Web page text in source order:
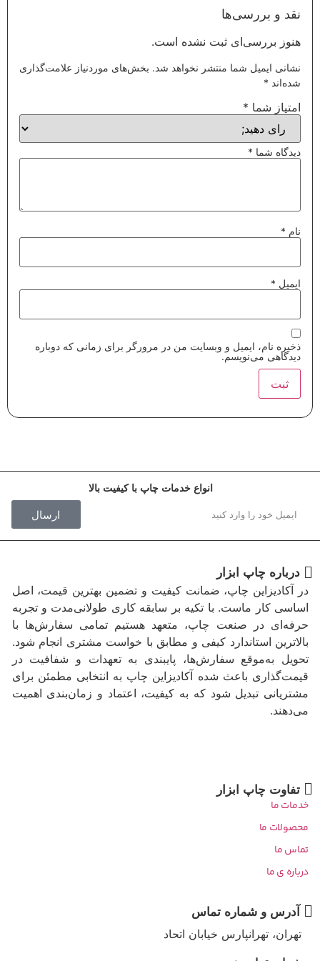
نقد و بررسی‌ها
هنوز بررسی‌ای ثبت نشده است.
نشانی ایمیل شما منتشر نخواهد شد. بخش‌های موردنیاز علامت‌گذاری
شده‌اند *
امتیاز شما *
دیدگاه شما *
نام *
ایمیل *
ذخیره نام، ایمیل و وبسایت من در مرورگر برای زمانی که دوباره
دیدگاهی می‌نویسم.
انواع خدمات چاپ با کیفیت بالا
ارسال
درباره چاپ ابزار
در آکادیزاین چاپ، ضمانت کیفیت و تضمین بهترین قیمت، اصل
اساسی کار ماست. با تکیه بر سابقه کاری طولانی‌مدت و تجربه
حرفه‌ای در صنعت چاپ، متعهد هستیم تمامی سفارش‌ها با
بالاترین استاندارد کیفی و مطابق با خواست مشتری انجام شود.
تحویل به‌موقع سفارش‌ها، پایبندی به تعهدات و شفافیت در
قیمت‌گذاری باعث شده آکادیزاین چاپ به انتخابی مطمئن برای
مشتریانی تبدیل شود که به کیفیت، اعتماد و زمان‌بندی اهمیت
می‌دهند.
تفاوت چاپ ابزار
خدمات ما
محصولات ما
تماس ما
درباره ی ما
آدرس و شماره تماس
تهران، تهرانپارس خیابان اتحاد